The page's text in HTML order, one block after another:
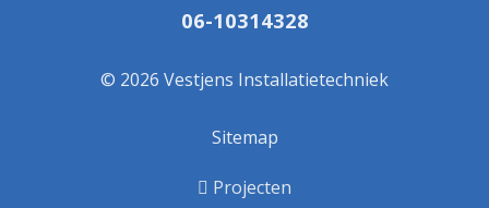
06-10314328
© 2026 Vestjens Installatietechniek
Sitemap
Projecten